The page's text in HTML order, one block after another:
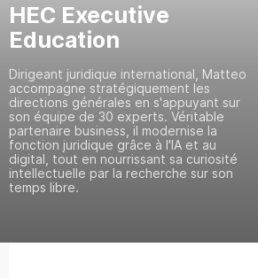
HEC Executive
Education
Dirigeant juridique international, Matteo
accompagne stratégiquement les
directions générales en s'appuyant sur
son équipe de 30 experts. Véritable
partenaire business, il modernise la
fonction juridique grâce à l'IA et au
digital, tout en nourrissant sa curiosité
intellectuelle par la recherche sur son
temps libre.